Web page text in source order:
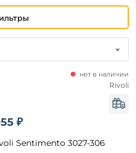
₽
Sentimento 3027-306
нет в наличии
Rivoli